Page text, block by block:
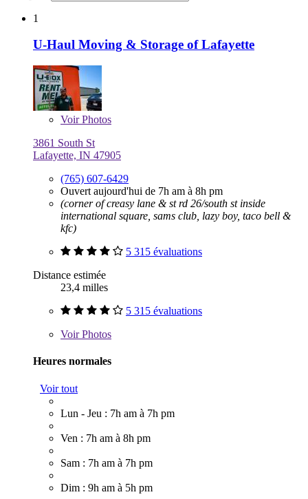
1
U-Haul Moving & Storage of Lafayette
VoirPhotos
3861 South St
Lafayette, IN 47905
(765) 607-6429
Ouvert aujourd'hui de 7h am à 8h pm
(corner of creasy lane & st rd 26/south st inside
international square, sams club, lazy boy, taco bell &
kfc)
5 315 évaluations
Distance estimée
23,4 milles
5 315 évaluations
VoirPhotos
Heures normales
Voir tout
Lun - Jeu : 7h am à 7h pm
Ven : 7h am à 8h pm
Sam : 7h am à 7h pm
Dim : 9h am à 5h pm